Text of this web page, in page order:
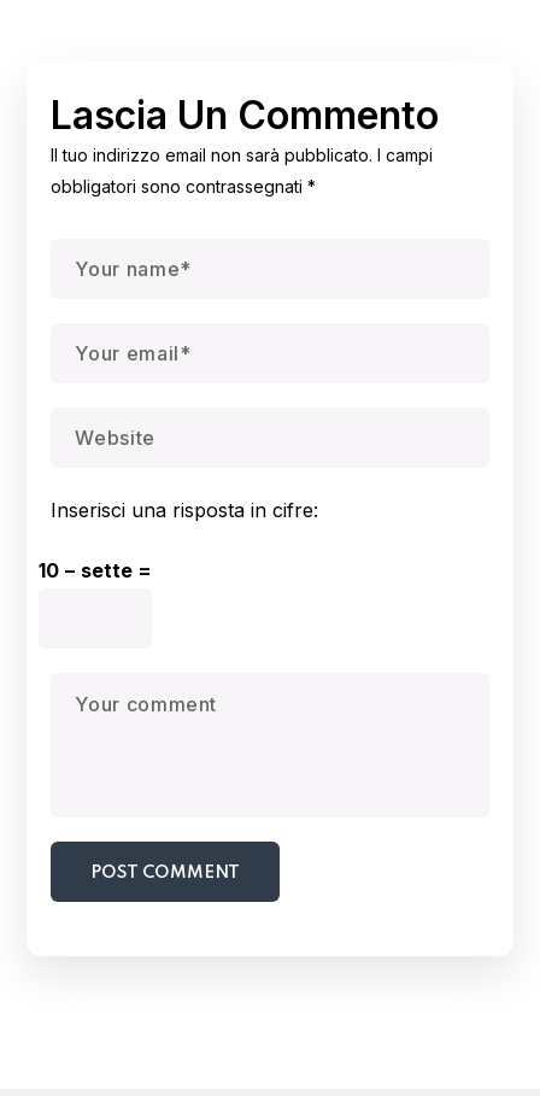
Lascia Un Commento
Il tuo indirizzo email non sarà pubblicato. I campi
obbligatori sono contrassegnati*
Inserisci una risposta in cifre:
10 − sette =